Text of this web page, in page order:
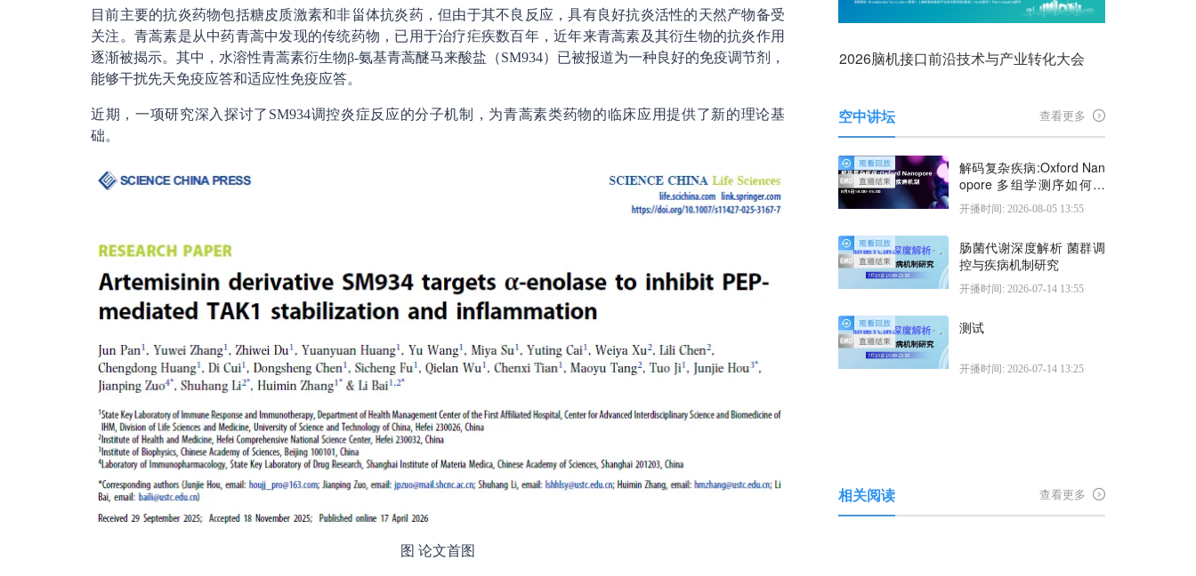
目前主要的抗炎药物包括糖皮质激素和非甾体抗炎药，但由于其不良反应，具有良好抗炎活性的天然产物备受
关注。青蒿素是从中药青蒿中发现的传统药物，已用于治疗疟疾数百年，近年来青蒿素及其衍生物的抗炎作用
逐渐被揭示。其中，水溶性青蒿素衍生物β-氨基青蒿醚马来酸盐（SM934）已被报道为一种良好的免疫调节剂，
能够干扰先天免疫应答和适应性免疫应答。
近期，一项研究深入探讨了SM934调控炎症反应的分子机制，为青蒿素类药物的临床应用提供了新的理论基
础。
图 论文首图
2026脑机接口前沿技术与产业转化大会
空中讲坛 查看更多
解码复杂疾病:Oxford Nan
opore 多组学测序如何揭
示疾病机制
开播时间: 2026-08-05 13:55
肠菌代谢深度解析 菌群调
控与疾病机制研究
开播时间: 2026-07-14 13:55
测试
开播时间: 2026-07-14 13:25
相关阅读 查看更多